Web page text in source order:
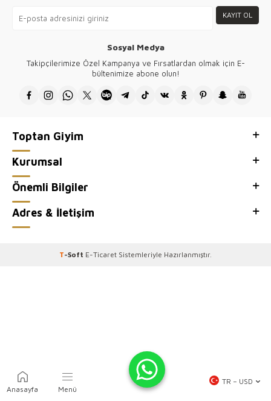
Anasayfa Menü
TR − USD
KAYIT OL
Sosyal Medya
Takipçilerimize Özel Kampanya ve Fırsatlardan olmak için E-
bültenimize abone olun!
Toptan Giyim
Kurumsal
Önemli Bilgiler
Adres & İletişim
T-Soft E-Ticaret Sistemleriyle Hazırlanmıştır.